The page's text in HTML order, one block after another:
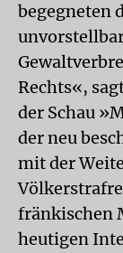
begegneten
Rechts«,
der Schau
der neu
mit der
fränkischen
heutigen